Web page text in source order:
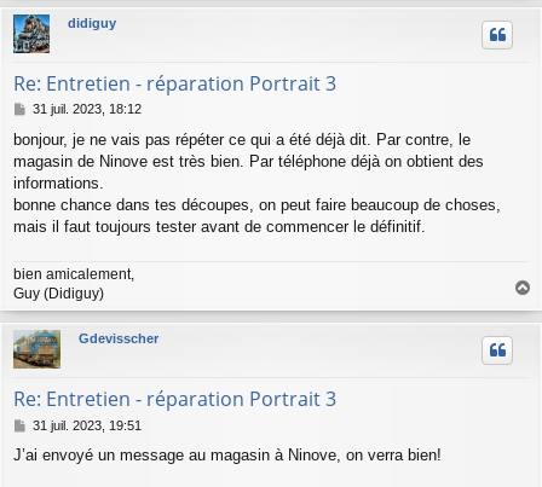
g
e
u
didiguy
Re: Entretien - réparation Portrait 3
M
s
s
a
31 juil. 2023, 18:12
bonjour, je ne vais pas répéter ce qui a été déjà dit. Par contre, le
magasin de Ninove est très bien. Par téléphone déjà on obtient des
informations.
bonne chance dans tes découpes, on peut faire beaucoup de choses,
mais il faut toujours tester avant de commencer le définitif.
bien amicalement,
Guy (Didiguy)
a
u
Gdevisscher
Re: Entretien - réparation Portrait 3
M
s
31 juil. 2023, 19:51
J’ai envoyé un message au magasin à Ninove, on verra bien!